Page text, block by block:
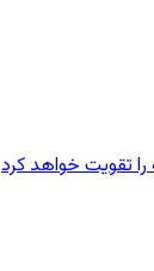
را تقویت خواهد کرد